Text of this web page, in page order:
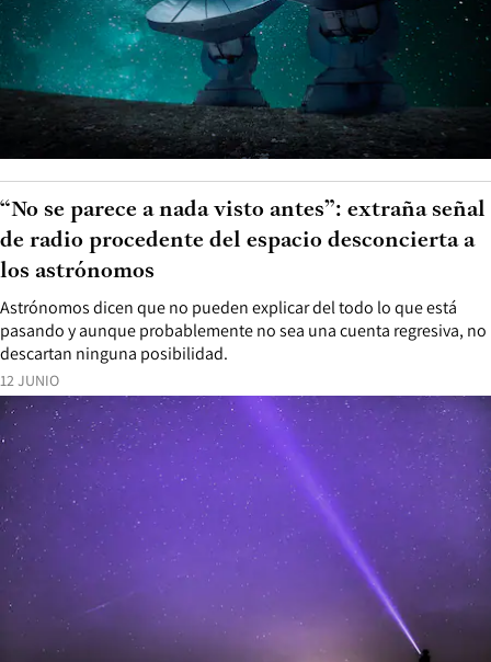
12 JUNIO
Astrónomos dicen que no pueden explicar del todo lo que está
pasando y aunque probablemente no sea una cuenta regresiva, no
descartan ninguna posibilidad.
“No se parece a nada visto antes”: extraña señal
de radio procedente del espacio desconcierta a
los astrónomos